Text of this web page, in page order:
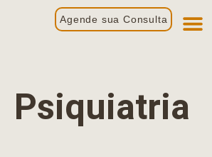
Agende sua Consulta
Psiquiatria